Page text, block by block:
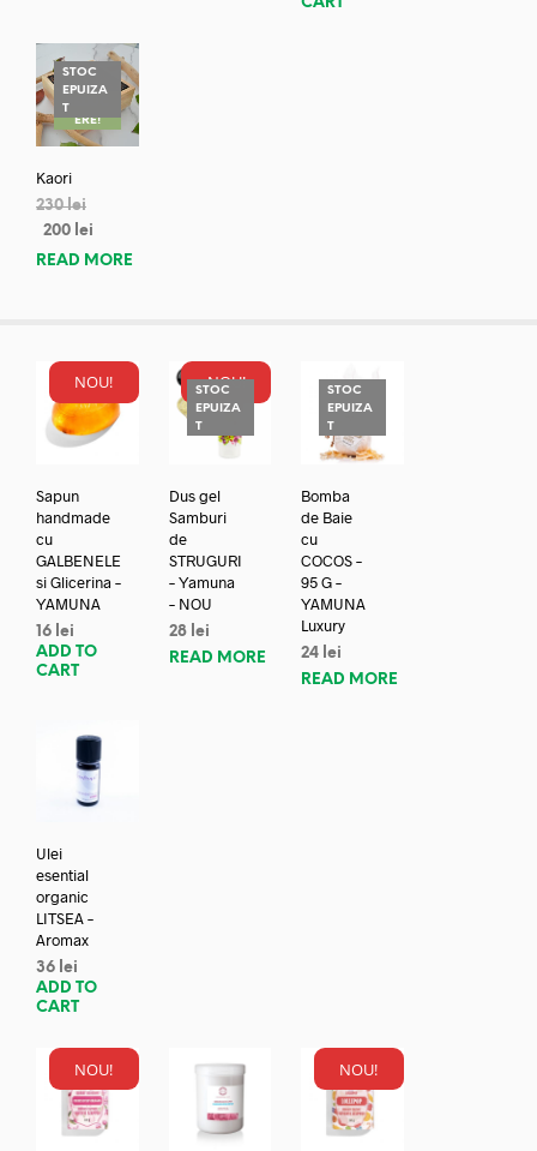
CART
STOC
EPUIZA
TREDUC
ERE!
Kaori
230lei
200 lei
READ MORE
NOU!
Sapun
handmade
cu
GALBENELE
si Glicerina –
YAMUNA
16 lei
ADD TO
CART
NOU!
STOC
EPUIZA
T
Dus gel
Samburi
de
STRUGURI
– Yamuna
– NOU
28 lei
READ MORE
STOC
EPUIZA
T
Bomba
de Baie
cu
COCOS –
95 G –
YAMUNA
Luxury
24 lei
READ MORE
Ulei
esential
organic
LITSEA –
Aromax
36 lei
ADD TO
CART
NOU! NOU!